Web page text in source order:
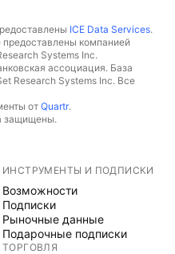
ICE Data Services.
компанией
Systems Inc.
ассоциация. База
Research Systems Inc. Все
от Quartr.
защищены.
ИНСТРУМЕНТЫ И ПОДПИСКИ
Возможности
Подписки
Рыночные данные
Подарочные подписки
ТОРГОВЛЯ